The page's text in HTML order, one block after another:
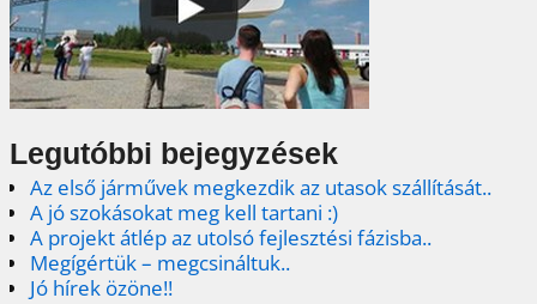
Legutóbbi bejegyzések
Az első járművek megkezdik az utasok szállítását..
A jó szokásokat meg kell tartani :)
A projekt átlép az utolsó fejlesztési fázisba..
Megígértük – megcsináltuk..
Jó hírek özöne!!